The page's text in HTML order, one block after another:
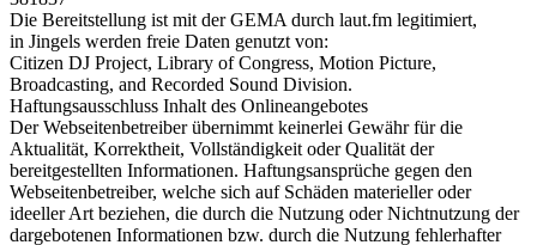
Die Bereitstellung ist mit der GEMA durch laut.fm legitimiert,
in Jingels werden freie Daten genutzt von:
Citizen DJ Project, Library of Congress, Motion Picture,
Broadcasting, and Recorded Sound Division.
Haftungsausschluss Inhalt des Onlineangebotes
Der Webseitenbetreiber übernimmt keinerlei Gewähr für die
Aktualität, Korrektheit, Vollständigkeit oder Qualität der
bereitgestellten Informationen. Haftungsansprüche gegen den
Webseitenbetreiber, welche sich auf Schäden materieller oder
ideeller Art beziehen, die durch die Nutzung oder Nichtnutzung der
dargebotenen Informationen bzw. durch die Nutzung fehlerhafter